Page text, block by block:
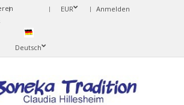
Anmelden
EUR
Deutsch